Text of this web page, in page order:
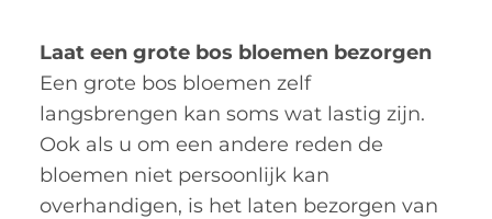
Laat een grote bos bloemen bezorgen
Een grote bos bloemen zelf
langsbrengen kan soms wat lastig zijn.
Ook als u om een andere reden de
bloemen niet persoonlijk kan
overhandigen, is het laten bezorgen van